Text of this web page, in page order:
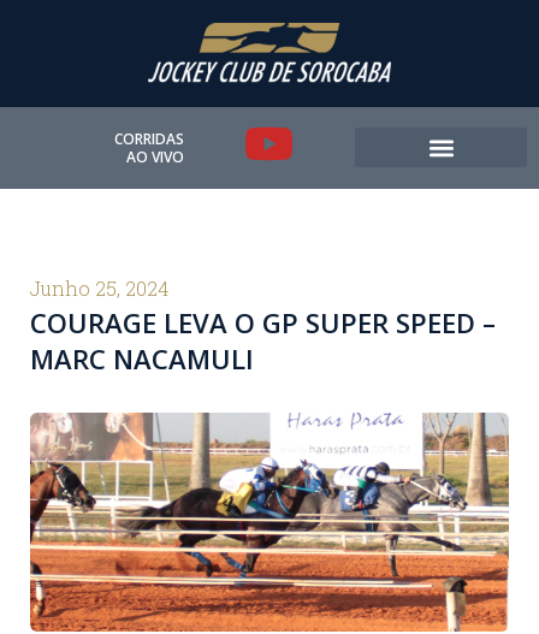
CORRIDAS
AO VIVO
Y
o
u
e
Junho 25, 2024
COURAGE LEVA O GP SUPER SPEED –
MARC NACAMULI